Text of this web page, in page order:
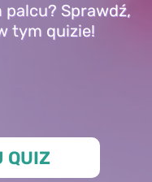
palcu? Sprawdź,
tym quizie!
QUIZ